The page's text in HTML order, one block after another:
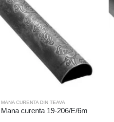
MANA CURENTA DIN TEAVA
Mana curenta 19-206/E/6m